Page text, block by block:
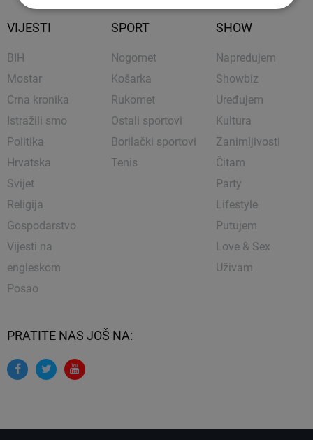
VIJESTI
BIH
Mostar
Crna kronika
Istražili smo
Politika
Hrvatska
Svijet
Religija
Gospodarstvo
Vijesti na
engleskom
Posao
SPORT
Nogomet
Košarka
Rukomet
Ostali sportovi
Borilački sportovi
Tenis
SHOW
Napredujem
Showbiz
Uređujem
Kultura
Zanimljivosti
Čitam
Party
Lifestyle
Putujem
Love & Sex
Uživam
PRATITE NAS JOŠ NA: